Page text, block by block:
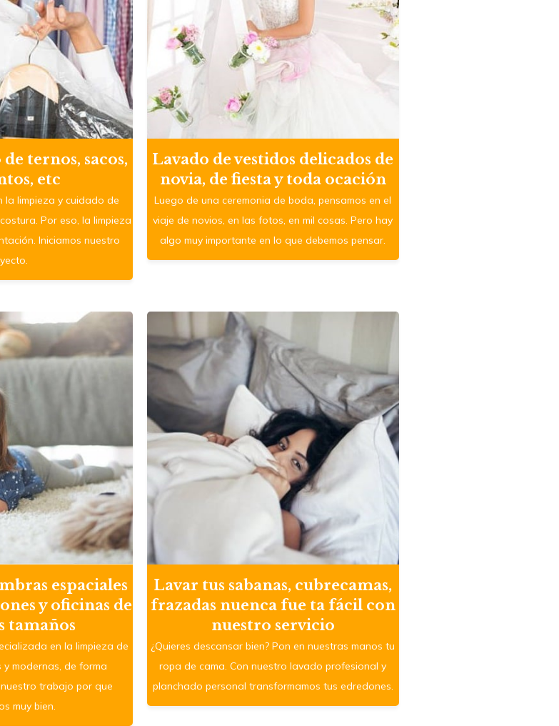
ternos, sacos,
etc
la limpieza y cuidado de
Por eso, la limpieza
Iniciamos nuestro
Lavado de vestidos delicados de
novia, de fiesta y toda ocación
Luego de una ceremonia de boda, pensamos en el
viaje de novios, en las fotos, en mil cosas. Pero hay
algo muy importante en lo que debemos pensar.
espaciales
y oficinas de
tamaños
en la limpieza de
modernas, de forma
trabajo por que
muy bien.
Lavar tus sabanas, cubrecamas,
frazadas nuenca fue ta fácil con
nuestro servicio
¿Quieres descansar bien? Pon en nuestras manos tu
ropa de cama. Con nuestro lavado profesional y
planchado personal transformamos tus edredones.